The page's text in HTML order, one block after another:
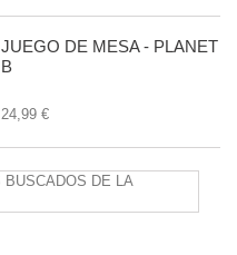
JUEGO DE MESA - PLANET
B
24,99 €